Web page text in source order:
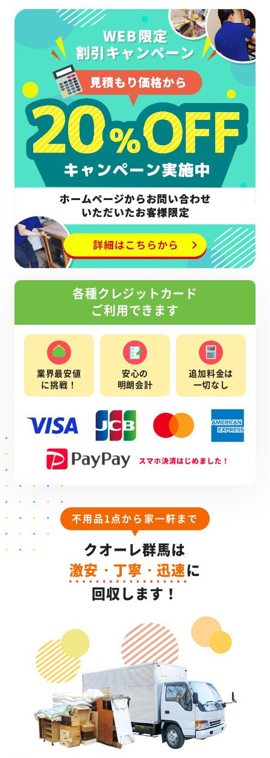
各種クレジットカード
ご利用できます
業界最安値
に挑戦！
安心の
明朗会計
追加料金は
一切なし
不用品1点から家一軒まで
クオーレ群馬は
激安・丁寧・迅速に
回収します！